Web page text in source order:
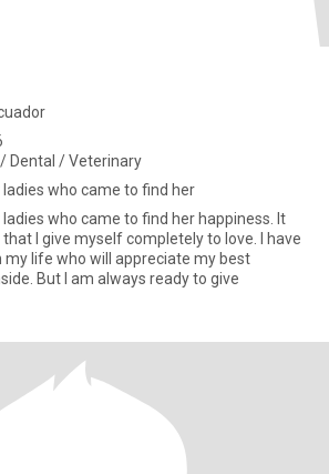
Dental / Veterinary
ladies who came to find her
ladies who came to find her happiness. It
I give myself completely to love. I have
my life who will appreciate my best
But I am always ready to give